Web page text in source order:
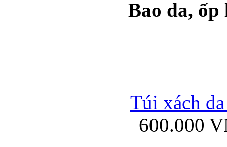
Ốp lưng silicon
Bao da,
Túi xách
600.000